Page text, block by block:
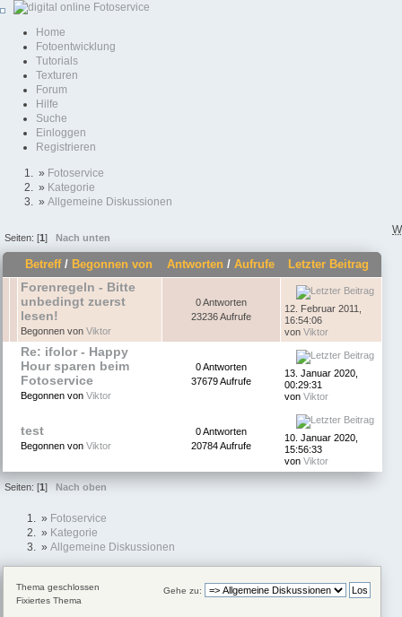
Home
Fotoentwicklung
Tutorials
Texturen
Forum
Hilfe
Suche
Einloggen
Registrieren
» Fotoservice
» Kategorie
» Allgemeine Diskussionen
Seiten: [1] Nach unten
Betreff/ Begonnen von Antworten / Aufrufe
Letzter Beitrag
Forenregeln - Bitte
unbedingt zuerst
lesen!
Begonnen von Viktor
0 Antworten
23236 Aufrufe
12. Februar 2011,
16:54:06
von Viktor
Re: ifolor - Happy
Hour sparen beim
Fotoservice
Begonnen von Viktor
0 Antworten
37679 Aufrufe
13. Januar 2020,
00:29:31
von Viktor
test
Begonnen von Viktor
0 Antworten
20784 Aufrufe
10. Januar 2020,
15:56:33
von Viktor
Seiten: [1] Nach oben
» Fotoservice
» Kategorie
» Allgemeine Diskussionen
Gehe zu:
Thema geschlossen
Fixiertes Thema